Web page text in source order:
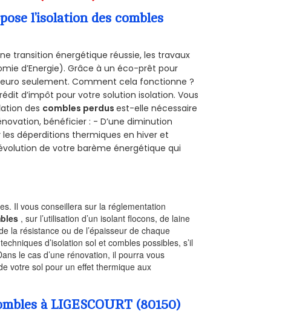
l’isolation des combles
transition énergétique réussie, les travaux
d’Energie). Grâce à un éco-prêt pour
seulement. Comment cela fonctionne ?
d’impôt pour votre solution isolation. Vous
des combles perdusest-elle nécessaire
bénéficier : - D’une diminution
déperditions thermiques en hiver et
de votre barème énergétique qui
Il vous conseillera sur la réglementation
, sur l’utilisation d’un isolant flocons, de laine
la résistance ou de l’épaisseur de chaque
d’isolation sol et combles possibles, s’il
le cas d’une rénovation, il pourra vous
votre sol pour un effet thermique aux
à LIGESCOURT (80150)